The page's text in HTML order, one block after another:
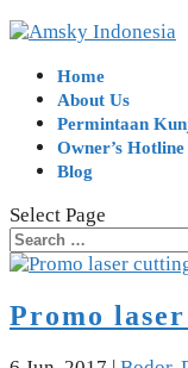
Home
About Us
Permintaan
Owner’s Hotline
Blog
Select Page
Promo